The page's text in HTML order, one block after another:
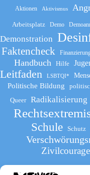
Aktionen Aktivismus
Arbeitsplatz Demo
Demonstration
Faktencheck
Handbuch Hilfe
Leitfaden LSBTQI*
Politische Bildung
Queer
Radikalisierung
Schule Schutz
Zivilcourage